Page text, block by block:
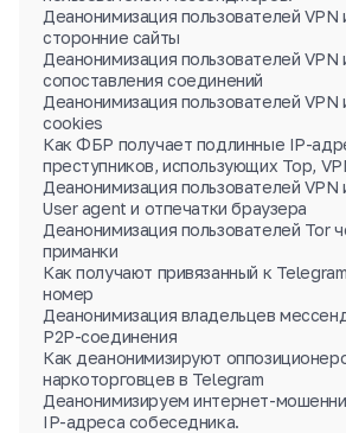
Деанонимизация пользователей VPN
сторонние сайты
Деанонимизация пользователей VPN
сопоставления соединений
Деанонимизация пользователей VPN
cookies
Как ФБР получает подлинные IP-
преступников, использующих Тор,
Деанонимизация пользователей VPN
User agent и отпечатки браузера
Деанонимизация пользователей Tor
приманки
Как получают привязанный к
номер
Деанонимизация владельцев
P2P-соединения
Как деанонимизируют
наркоторговцев в Telegram
Деанонимизируем интернет-
IP-адреса собеседника.